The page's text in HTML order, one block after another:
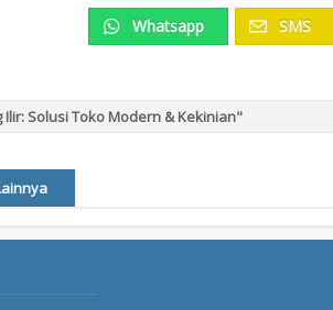
Whatsapp SMS
Solusi Toko Modern & Kekinian"